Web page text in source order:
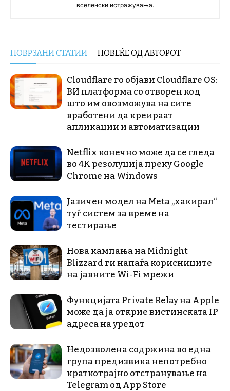
вселенски истражувања.
ПОВРЗАНИ СТАТИИ ПОВЕЌЕ ОД АВТОРОТ
Cloudflare го објави Cloudflare OS:
ВИ платформа со отворен код
што им овозможува на сите
вработени да креираат
апликации и автоматизации
Netflix конечно може да се гледа
во 4K резолуција преку Google
Chrome на Windows
Јазичен модел на Meta „хакирал“
туѓ систем за време на
тестирање
Нова кампања на Midnight
Blizzard ги напаѓа корисниците
на јавните Wi-Fi мрежи
Функцијата Private Relay на Apple
може да ја открие вистинската IP
адреса на уредот
Недозволена содржина во една
група предизвика непотребно
краткотрајно отстранување на
Telegram од App Store